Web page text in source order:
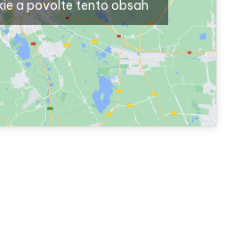
a povolte tento obsah